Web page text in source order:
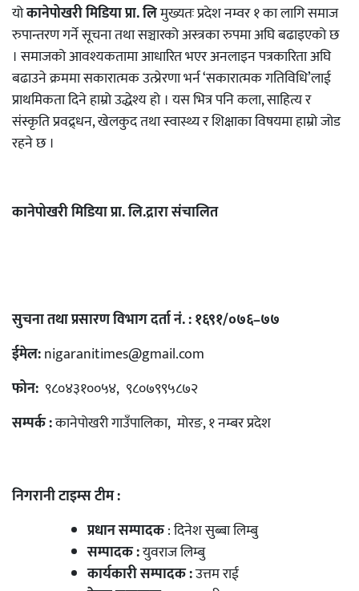
योकानेपोखरी मिडिया प्रा. लिमुख्यतः प्रदेश नम्वर १ का लागि समाज
रुपान्तरण गर्ने सूचना तथा सञ्चारको अस्त्रका रुपमा अघि बढाइएको छ
। समाजको आवश्यकतामा आधारित भएर अनलाइन पत्रकारिता अघि
बढाउने क्रममा सकारात्मक उत्प्रेरणा भर्न ‘सकारात्मक गतिविधि’लाई
प्राथमिकता दिने हाम्रो उद्धेश्य हो । यस भित्र पनि कला, साहित्य र
संस्कृति प्रवद्र्धन, खेलकुद तथा स्वास्थ्य र शिक्षाका विषयमा हाम्रो जोड
रहने छ ।
कानेपोखरी मिडिया प्रा. लि.द्रारा संचालित
सुचना तथा प्रसारण विभाग दर्ता नं. : १६९१/०७६–७७
ईमेल:nigaranitimes@gmail.com
फोन: ९८०४३१००५४, ९८०७९९५८७२
सम्पर्क :कानेपोखरी गाउँपालिका, मोरङ, १ नम्बर प्रदेश
निगरानी टाइम्स टीम :
प्रधान सम्पादक: दिनेश सुब्बा लिम्बु
सम्पादक :युवराज लिम्बु
कार्यकारी सम्पादक :उत्तम राई